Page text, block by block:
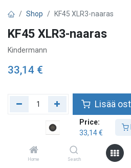
Price:
33,14€
Home Search
Shop KF45 XLR3-naaras
KF45 XLR3-naaras
Kindermann
33,14 €
Lisää
Lisää toivelistalle